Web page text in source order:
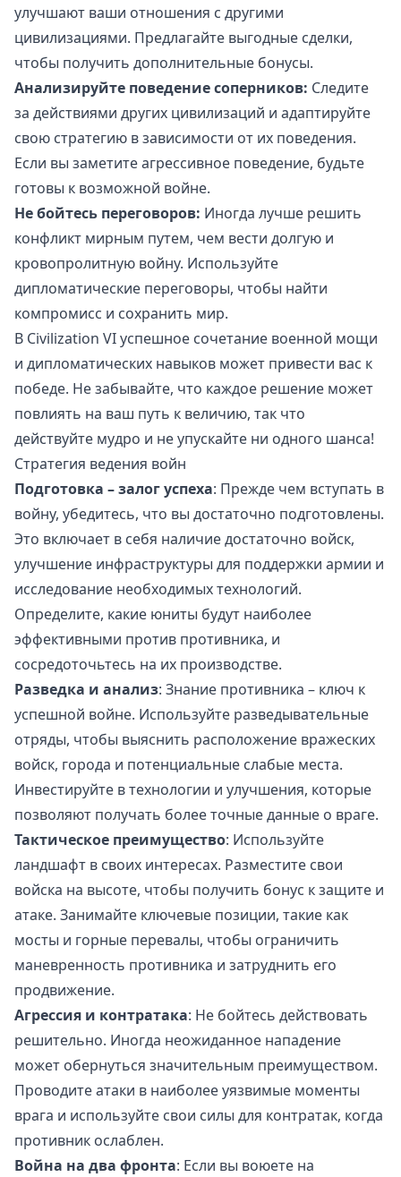
улучшают ваши отношения с другими
цивилизациями. Предлагайте выгодные сделки,
чтобы получить дополнительные бонусы.
Анализируйте поведение соперников: Следите
за действиями других цивилизаций и адаптируйте
свою стратегию в зависимости от их поведения.
Если вы заметите агрессивное поведение, будьте
готовы к возможной войне.
Не бойтесь переговоров: Иногда лучше решить
конфликт мирным путем, чем вести долгую и
кровопролитную войну. Используйте
дипломатические переговоры, чтобы найти
компромисс и сохранить мир.
В Civilization VI успешное сочетание военной мощи
и дипломатических навыков может привести вас к
победе. Не забывайте, что каждое решение может
повлиять на ваш путь к величию, так что
действуйте мудро и не упускайте ни одного шанса!
Стратегия ведения войн
Подготовка – залог успеха: Прежде чем вступать в
войну, убедитесь, что вы достаточно подготовлены.
Это включает в себя наличие достаточно войск,
улучшение инфраструктуры для поддержки армии и
исследование необходимых технологий.
Определите, какие юниты будут наиболее
эффективными против противника, и
сосредоточьтесь на их производстве.
Разведка и анализ: Знание противника – ключ к
успешной войне. Используйте разведывательные
отряды, чтобы выяснить расположение вражеских
войск, города и потенциальные слабые места.
Инвестируйте в технологии и улучшения, которые
позволяют получать более точные данные о враге.
Тактическое преимущество: Используйте
ландшафт в своих интересах. Разместите свои
войска на высоте, чтобы получить бонус к защите и
атаке. Занимайте ключевые позиции, такие как
мосты и горные перевалы, чтобы ограничить
маневренность противника и затруднить его
продвижение.
Агрессия и контратака: Не бойтесь действовать
решительно. Иногда неожиданное нападение
может обернуться значительным преимуществом.
Проводите атаки в наиболее уязвимые моменты
врага и используйте свои силы для контратак, когда
противник ослаблен.
Война на два фронта: Если вы воюете на